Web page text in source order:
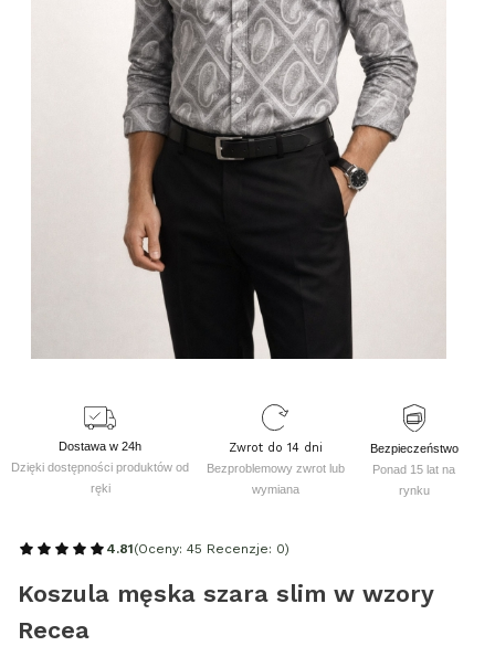
Dostawa w 24h
Dzięki dostępności produktów od
ręki
Zwrot do 14 dni
Bezproblemowy zwrot lub
wymiana
Bezpieczeństwo
Ponad 15 lat na
rynku
4.81(Oceny: 45 Recenzje: 0)
Koszula męska szara slim w wzory
Recea